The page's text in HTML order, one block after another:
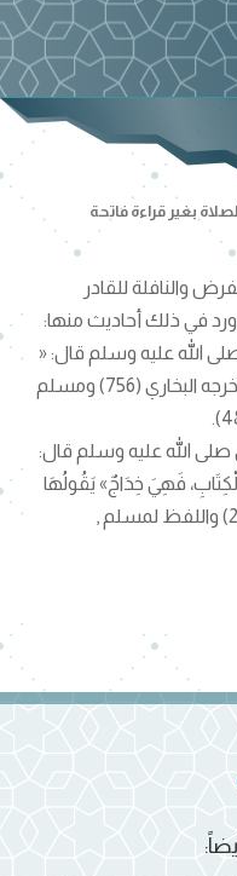
بغير قراءة فاتحة
والنافلة للقادر
ورد في ذلك أحاديث منها:
الله عليه وسلم قال: «
لَا صَلَاةَ لِمَنْ لَمْ يَقْرَأْ بِفَاتِحَةِ الْكِتَابِ ». أخرجه البخاري (756) ومسلم
صلى الله عليه وسلم قال:
فَهِيَ خِدَاجٌ» يَقُولُهَا